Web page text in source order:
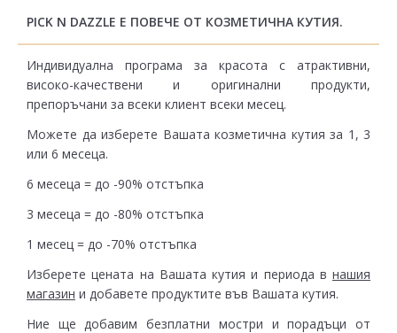
PICK N DAZZLE Е ПОВЕЧЕ ОТ КОЗМЕТИЧНА КУТИЯ.
Индивидуална програма за красота с атрактивни,
високо-качествени и оригинални продукти,
препоръчани за всеки клиент всеки месец.
Можете да изберете Вашата козметична кутия за 1, 3
или 6 месеца.
6 месеца = до -90% отстъпка
3 месеца = до -80% отстъпка
1 месец = до -70% отстъпка
Изберете цената на Вашата кутия и периода в нашия
магазин и добавете продуктите във Вашата кутия.
Ние ще добавим безплатни мостри и порадъци от